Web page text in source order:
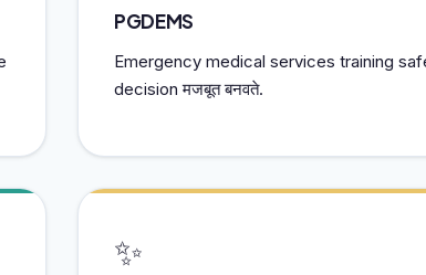
PGDEMS
Emergency medical services training
decision मजबूत बनवते.
✨